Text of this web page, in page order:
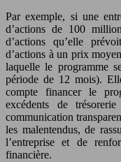
Par exemple, si une
d’actions de 100
d’actions qu’elle
d’actions à un prix
laquelle le programme
période de 12 mois).
compte financer le
excédents de
communication
les malentendus, de
l’entreprise et de
financière.